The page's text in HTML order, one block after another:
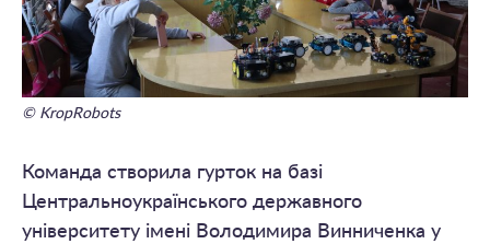
© KropRobots
Команда створила гурток на базі
Центральноукраїнського державного
університету імені Володимира Винниченка у